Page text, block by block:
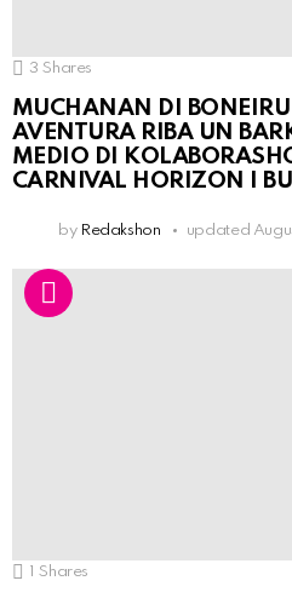
3 Shares
MUCHANAN DI BONEIRU
AVENTURA RIBA UN
MEDIO DI
CARNIVAL HORIZON I
by Redakshon updated
1 Shares